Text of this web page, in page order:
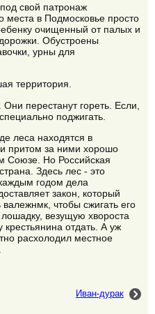
свой патронаж
места в Подмосковье просто
очищенный от палых и
Обустроены
урны для
территория.
перестанут гореть. Если,
поджигать.
леса находятся в
и притом за ними хорошо
Союзе. Но Российская
Здесь лес - это
годом дела
закон, который
чтобы сжигать его
везущую хвороста
крестьянина отдать. А уж
расхолодил местное
Иван-дурак